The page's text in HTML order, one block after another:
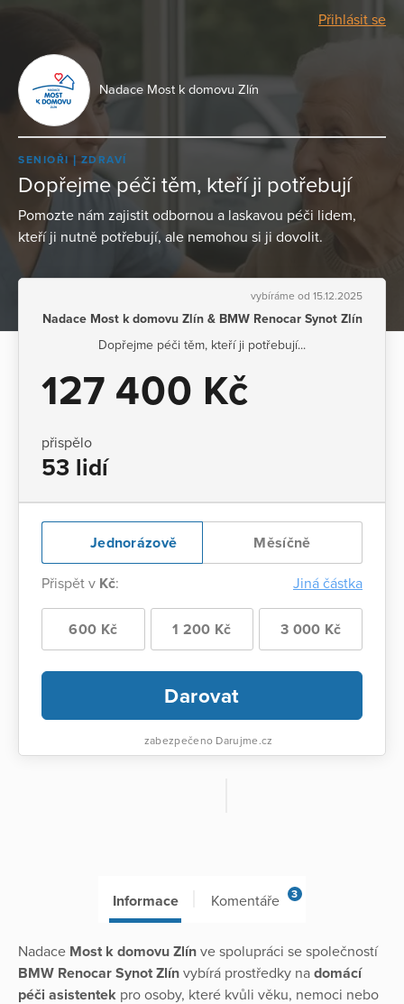
Přihlásit se
Nadace Most k domovu Zlín
SENIOŘI ZDRAVÍ
Dopřejme péči těm, kteří ji potřebují
Pomozte nám zajistit odbornou a laskavou péči lidem,
kteří ji nutně potřebují, ale nemohou si ji dovolit.
vybíráme od 15.12.2025
Nadace Most k domovu Zlín & BMW Renocar Synot Zlín
Dopřejme péči těm, kteří ji potřebují...
127 400 Kč
přispělo
53 lidí
Jednorázově Měsíčně
Přispět v Kč: Jiná částka
600 Kč 1 200 Kč 3 000 Kč
Darovat
zabezpečeno Darujme.cz
Informace Komentáře 3
Nadace Most k domovu Zlín ve spolupráci se společností
BMW Renocar Synot Zlín vybírá prostředky na domácí
péči asistentek pro osoby, které kvůli věku, nemoci nebo